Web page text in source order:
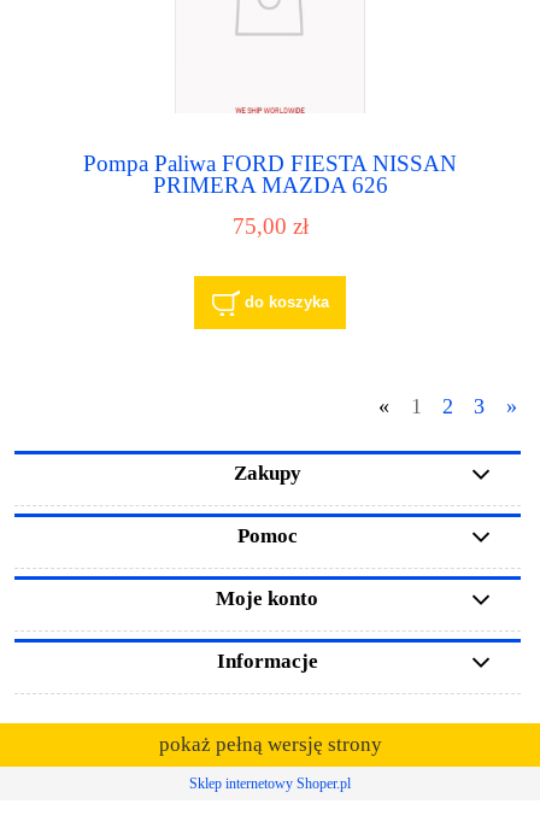
Pompa Paliwa FORD FIESTA NISSAN
PRIMERA MAZDA 626
75,00 zł
do koszyka
« 1 2 3 »
Zakupy
Pomoc
Moje konto
Informacje
pokaż pełną wersję strony
Sklep internetowy Shoper.pl